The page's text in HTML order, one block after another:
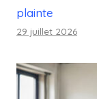
plainte
29 juillet 2026